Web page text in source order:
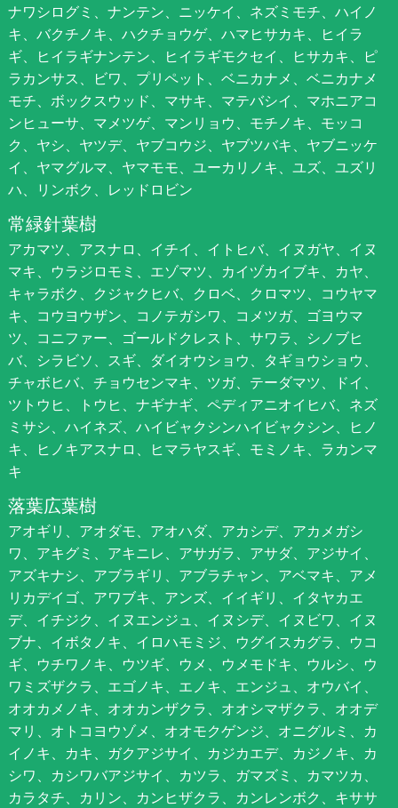
ナワシログミ、ナンテン、ニッケイ、ネズミモチ、ハイノ
キ、バクチノキ、ハクチョウゲ、ハマヒサカキ、ヒイラ
ギ、ヒイラギナンテン、ヒイラギモクセイ、ヒサカキ、ピ
ラカンサス、ビワ、プリペット、ベニカナメ、ベニカナメ
モチ、ボックスウッド、マサキ、マテバシイ、マホニアコ
ンヒューサ、マメツゲ、マンリョウ、モチノキ、モッコ
ク、ヤシ、ヤツデ、ヤブコウジ、ヤブツバキ、ヤブニッケ
イ、ヤマグルマ、ヤマモモ、ユーカリノキ、ユズ、ユズリ
ハ、リンボク、レッドロビン
常緑針葉樹
アカマツ、アスナロ、イチイ、イトヒバ、イヌガヤ、イヌ
マキ、ウラジロモミ、エゾマツ、カイヅカイブキ、カヤ、
キャラボク、クジャクヒバ、クロベ、クロマツ、コウヤマ
キ、コウヨウザン、コノテガシワ、コメツガ、ゴヨウマ
ツ、コニファー、ゴールドクレスト、サワラ、シノブヒ
バ、シラビソ、スギ、ダイオウショウ、タギョウショウ、
チャボヒバ、チョウセンマキ、ツガ、テーダマツ、ドイ、
ツトウヒ、トウヒ、ナギナギ、ペディアニオイヒバ、ネズ
ミサシ、ハイネズ、ハイビャクシンハイビャクシン、ヒノ
キ、ヒノキアスナロ、ヒマラヤスギ、モミノキ、ラカンマ
キ
落葉広葉樹
アオギリ、アオダモ、アオハダ、アカシデ、アカメガシ
ワ、アキグミ、アキニレ、アサガラ、アサダ、アジサイ、
アズキナシ、アブラギリ、アブラチャン、アベマキ、アメ
リカデイゴ、アワブキ、アンズ、イイギリ、イタヤカエ
デ、イチジク、イヌエンジュ、イヌシデ、イヌビワ、イヌ
ブナ、イボタノキ、イロハモミジ、ウグイスカグラ、ウコ
ギ、ウチワノキ、ウツギ、ウメ、ウメモドキ、ウルシ、ウ
ワミズザクラ、エゴノキ、エノキ、エンジュ、オウバイ、
オオカメノキ、オオカンザクラ、オオシマザクラ、オオデ
マリ、オトコヨウゾメ、オオモクゲンジ、オニグルミ、カ
イノキ、カキ、ガクアジサイ、カジカエデ、カジノキ、カ
シワ、カシワバアジサイ、カツラ、ガマズミ、カマツカ、
カラタチ、カリン、カンヒザクラ、カンレンボク、キササ